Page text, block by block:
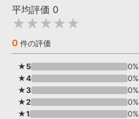
サンプルパック »
ソフトウェア／ツール »
DAW »
ニュースレター »
SONICWIREブログ »
製品サポート情報 »
DTMガイド »
FAQ »
ELECTRONICA
ソフト音源 プラグイン・エ
メーカー
フォーマット
平均評価 0
★★★★★
0 件の評価
★5
0%
★4
0%
★3
0%
★2
0%
★1
0%